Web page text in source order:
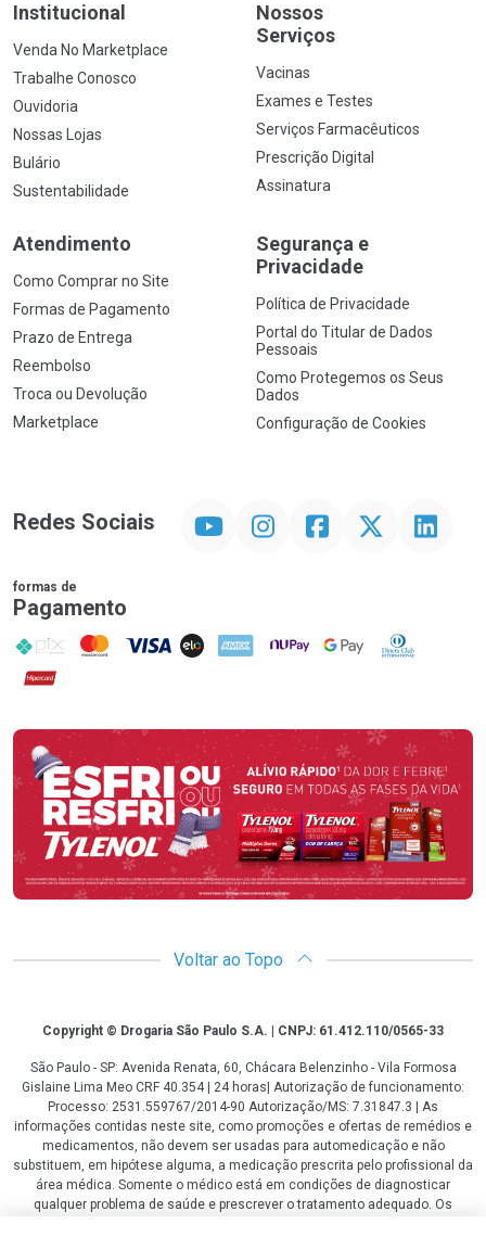
Institucional
Venda No Marketplace
Trabalhe Conosco
Ouvidoria
Nossas Lojas
Bulário
Sustentabilidade
Nossos
Serviços
Vacinas
Exames e Testes
Serviços Farmacêuticos
Prescrição Digital
Assinatura
Atendimento
Como Comprar no Site
Formas de Pagamento
Prazo de Entrega
Reembolso
Troca ou Devolução
Marketplace
Segurança e
Privacidade
Política de Privacidade
Portal do Titular de Dados
Pessoais
Como Protegemos os Seus
Dados
Configuração de Cookies
Redes Sociais InstagramFacebookTwitter Linkedin
formas de
Pagamento
PIX MasterCard
VISA ELO AMEX NuPay Google PayDiners Club
Hipercard
Promoção em Destaque
Voltar ao Topo
CopyrightCopyright © Drogaria São Paulo S.A. | CNPJ: 61.412.110/0565-33
São Paulo - SP: Avenida Renata, 60, Chácara Belenzinho - Vila Formosa
Gislaine Lima Meo CRF 40.354 | 24 horas| Autorização de funcionamento:
Processo: 2531.559767/2014-90 Autorização/MS: 7.31847.3 | As
informações contidas neste site, como promoções e ofertas de remédios e
medicamentos, não devem ser usadas para automedicação e não
substituem, em hipótese alguma, a medicação prescrita pelo profissional da
área médica. Somente o médico está em condições de diagnosticar
qualquer problema de saúde e prescrever o tratamento adequado. Os